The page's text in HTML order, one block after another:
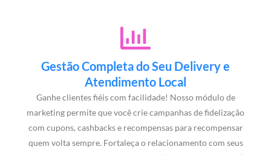
Gestão Completa do Seu Delivery e
Atendimento Local
Ganhe clientes fiéis com facilidade! Nosso módulo de
marketing permite que você crie campanhas de fidelização
com cupons, cashbacks e recompensas para recompensar
quem volta sempre. Fortaleça o relacionamento com seus